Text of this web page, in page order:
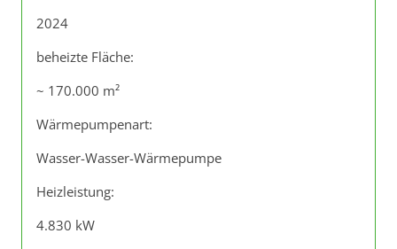
2024
beheizte Fläche:
~ 170.000 m²
Wärmepumpenart:
Wasser-Wasser-Wärmepumpe
Heizleistung:
4.830 kW